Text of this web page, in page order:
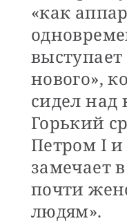
«как
нового»,
сидел над
Горький
Петром I
замечает
почти
людям».